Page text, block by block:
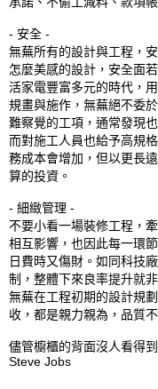
- 安全 -
無蕪所有的設計與工程，
怎麼美感的設計，安全面
活家電豐富多元的時代，
規畫與施作，無蕪絕不委
難察覺的工項，通常發現
而對施工人員也給予高規
務成本會增加，但以更長
算的投資。
- 細緻管理 -
不要小看一場裝修工程，
相互影響，也因此每一環
日費時又傷財。如同科技
制，整體下來良率提升就非
無蕪在工程初期的設計規
收，都是親力親為，品質
儘管櫥櫃的背面沒人看得
Steve Jobs